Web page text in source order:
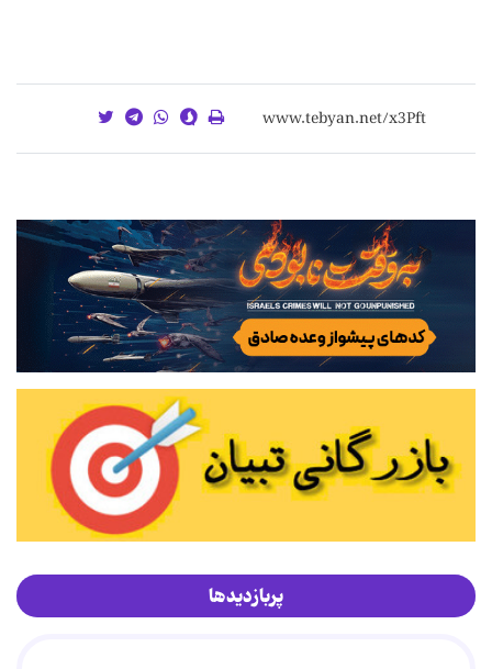
پربازدیدها